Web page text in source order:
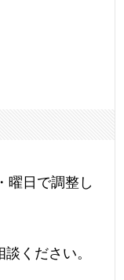
曜日で調整し
ください。